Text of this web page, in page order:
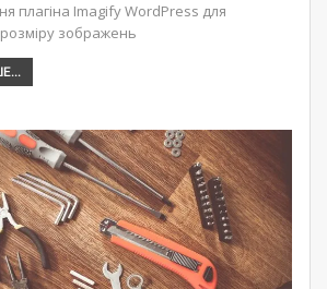
плагіна Imagify WordPress для
зображень